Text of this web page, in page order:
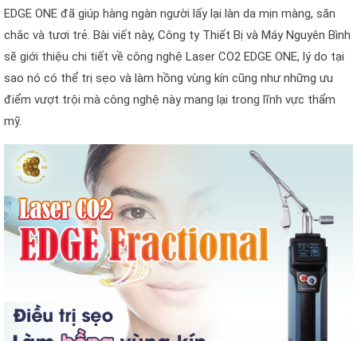
EDGE ONE đã giúp hàng ngàn người lấy lại làn da mịn màng, săn
chắc và tươi trẻ. Bài viết này, Công ty Thiết Bị và Máy Nguyên Bình
sẽ giới thiệu chi tiết về công nghệ Laser CO2 EDGE ONE, lý do tại
sao nó có thể trị sẹo và làm hồng vùng kín cũng như những ưu
điểm vượt trội mà công nghệ này mang lại trong lĩnh vực thẩm
mỹ.